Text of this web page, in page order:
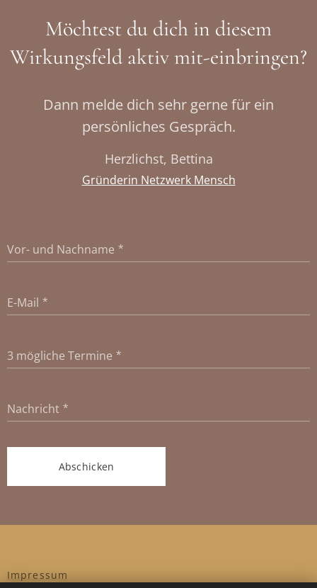
Möchtest du dich in diesem
Wirkungsfeld aktiv mit-einbringen?
Dann melde dich sehr gerne für ein
persönliches Gespräch.
Herzlichst, Bettina
Gründerin Netzwerk Mensch
Vor- und Nachname
E-Mail
3 mögliche Termine
Nachricht
Abschicken
Impressum